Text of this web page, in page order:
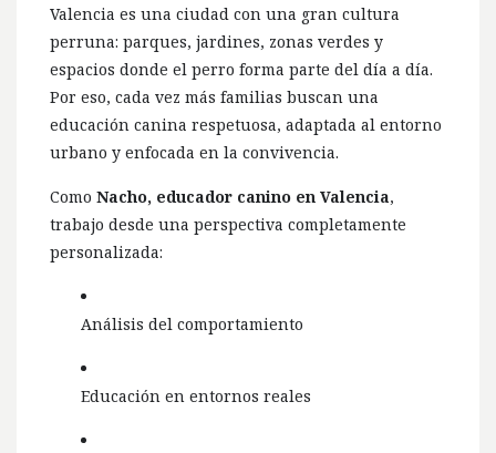
Valencia es una ciudad con una gran cultura
perruna: parques, jardines, zonas verdes y
espacios donde el perro forma parte del día a día.
Por eso, cada vez más familias buscan una
educación canina respetuosa, adaptada al entorno
urbano y enfocada en la convivencia.
Como Nacho, educador canino en Valencia,
trabajo desde una perspectiva completamente
personalizada:
Análisis del comportamiento
Educación en entornos reales